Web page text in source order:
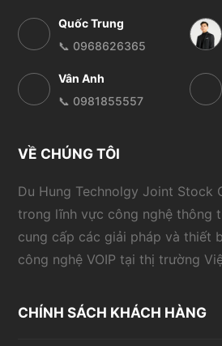
Quốc Trung
📞 0968626365
Vân Anh
📞 0981855557
VỀ CHÚNG TÔI
Du Hung Technolgy Joint Stock
trong lĩnh vực công nghệ thông
cung cấp các giải pháp và thiết
công nghệ VOIP tại thị trường
CHÍNH SÁCH KHÁCH HÀNG